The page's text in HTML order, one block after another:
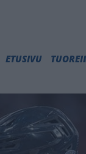
ETUSIVU